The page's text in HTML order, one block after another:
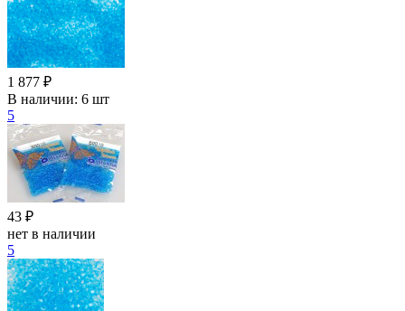
1 877 ₽
В наличии: 6 шт
5
43 ₽
нет в наличии
5